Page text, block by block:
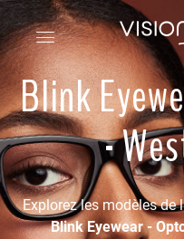
Blink
-
Explorez les modèles de
Blink Eyewear -